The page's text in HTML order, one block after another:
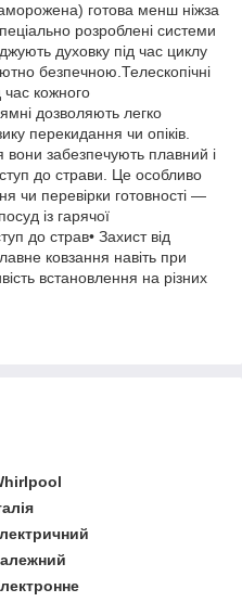
готова менш ніжза
розроблені системи
духовку під час циклу
безпечною.Телескопічні
час кожного
дозволяють легко
перекидання чи опіків.
вони забезпечують плавний і
до страви. Це особливо
чи перевірки готовності —
із гарячої
до страв• Захист від
ковзання навіть при
встановлення на різних